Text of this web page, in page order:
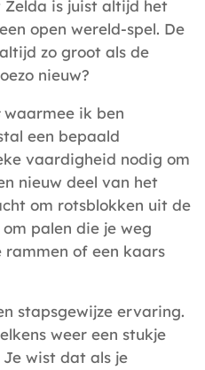
is juist altijd het
open wereld-spel. De
zo groot als de
nieuw?
waarmee ik ben
een bepaald
vaardigheid nodig om
nieuw deel van het
om rotsblokken uit de
palen die je weg
of een kaars
stapsgewijze ervaring.
weer een stukje
wist dat als je